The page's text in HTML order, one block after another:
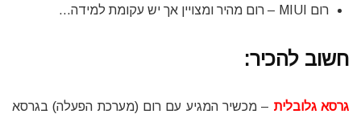
רום MIUI – רום מהיר ומצויין אך יש עקומת למידה…
חשוב להכיר:
גרסא גלובלית – מכשיר המגיע עם רום (מערכת הפעלה) בגרסא